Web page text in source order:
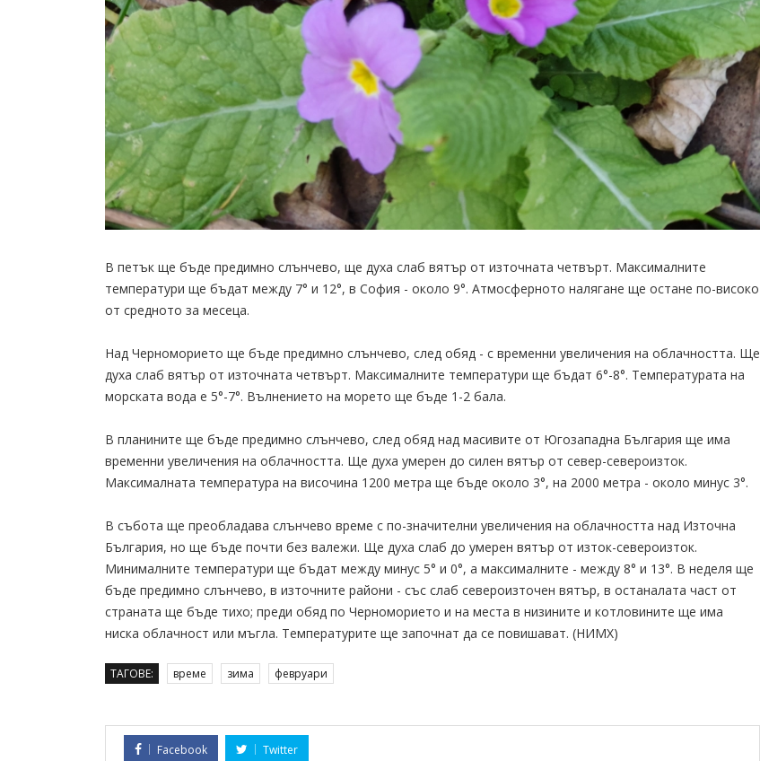
В петък ще бъде предимно слънчево, ще духа слаб вятър от източната четвърт. Максималните
температури ще бъдат между 7° и 12°, в София - около 9°. Атмосферното налягане ще остане по-високо
от средното за месеца.
Над Черноморието ще бъде предимно слънчево, след обяд - с временни увеличения на облачността. Ще
духа слаб вятър от източната четвърт. Максималните температури ще бъдат 6°-8°. Температурата на
морската вода е 5°-7°. Вълнението на морето ще бъде 1-2 бала.
В планините ще бъде предимно слънчево, след обяд над масивите от Югозападна България ще има
временни увеличения на облачността. Ще духа умерен до силен вятър от север-североизток.
Максималната температура на височина 1200 метра ще бъде около 3°, на 2000 метра - около минус 3°.
В събота ще преобладава слънчево време с по-значителни увеличения на облачността над Източна
България, но ще бъде почти без валежи. Ще духа слаб до умерен вятър от изток-североизток.
Минималните температури ще бъдат между минус 5° и 0°, а максималните - между 8° и 13°. В неделя ще
бъде предимно слънчево, в източните райони - със слаб североизточен вятър, в останалата част от
страната ще бъде тихо; преди обяд по Черноморието и на места в низините и котловините ще има
ниска облачност или мъгла. Температурите ще започнат да се повишават. (НИМХ)
ТАГОВЕ: време зима февруари
Facebook Twitter